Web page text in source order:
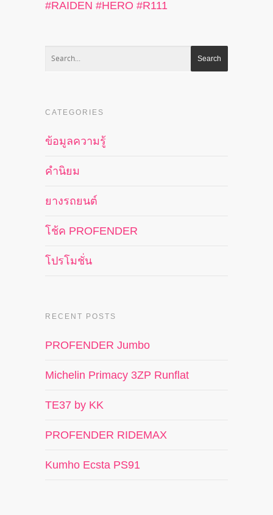
#RAIDEN #HERO #R111
CATEGORIES
ข้อมูลความรู้
คำนิยม
ยางรถยนต์
โช้ค PROFENDER
โปรโมชั่น
RECENT POSTS
PROFENDER Jumbo
Michelin Primacy 3ZP Runflat
TE37 by KK
PROFENDER RIDEMAX
Kumho Ecsta PS91